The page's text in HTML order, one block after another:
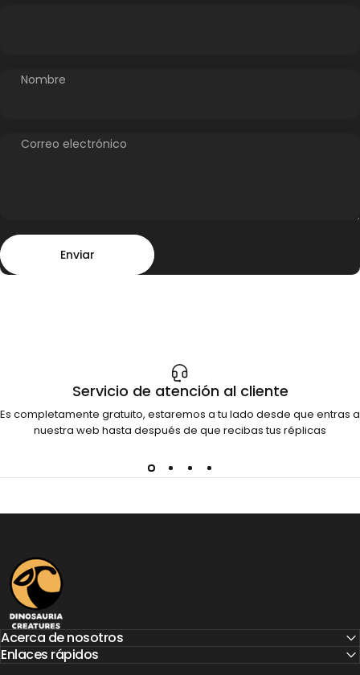
Nombre
Correo electrónico
Enviar
Enviar
Servicio de atención al cliente
Es completamente gratuito, estaremos a tu lado desde que entras a
nuestra web hasta después de que recibas tus réplicas
Dinosauria Creatures
Acerca de nosotros
Enlaces rápidos